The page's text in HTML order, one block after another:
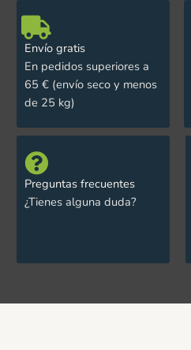
Envío gratis
En pedidos superiores a
65 € (envío seco y menos
de 25 kg)
Preguntas frecuentes
¿Tienes alguna duda?